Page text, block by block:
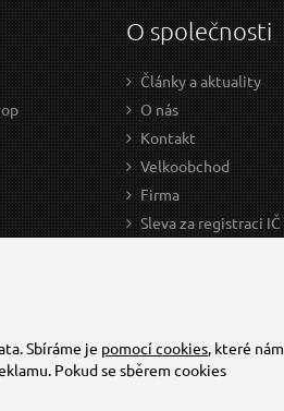
O společnosti
Články a aktuality
O nás
Kontakt
Velkoobchod
Firma
Sleva za registraci IČ
Sbíráme je pomocí cookies, které nám
Pokud se sběrem cookies